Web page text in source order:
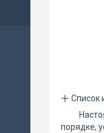
Список
порядке,